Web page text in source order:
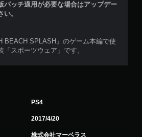
パッチ適用が必要な場合はアップデー
。
BEACH SPLASH』のゲーム本編で使
スポーツウェア」です。
PS4
2017/4/20
株式会社マーベラス